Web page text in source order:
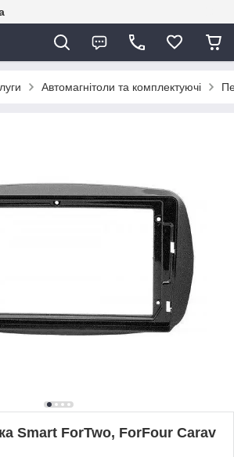
Автомагнітоли та комплектуючі
Smart ForTwo, ForFour Carav